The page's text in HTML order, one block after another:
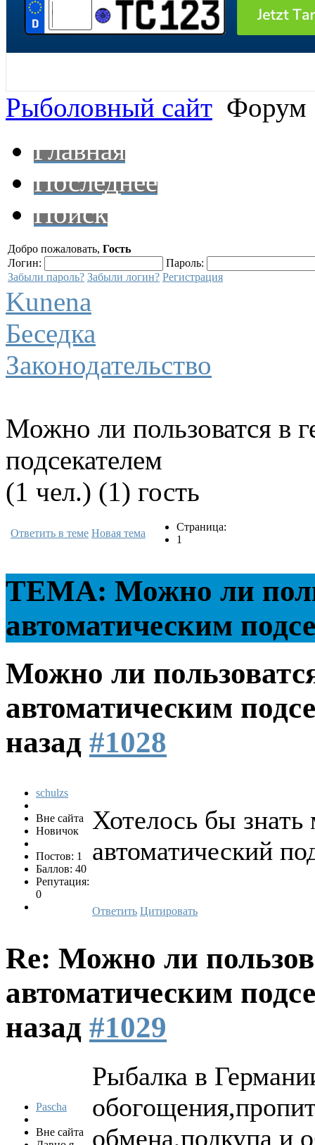
Рыболовный сайт Форум
Главная
Последнее
Поиск
Добро пожаловать, Гость
Логин:
Пароль:
Забыли пароль? Забыли логин? Регистрация
Kunena
Беседка
Законодательство
Можно ли пользоватся в
подсекателем
(1 чел.) (1) гость
Ответить в теме Новая тема
Страница:
1
ТЕМА: Можно ли
автоматическим
Можно ли
автоматическим
назад #1028
schulzs
Вне сайта
Новичок
Постов: 1
Баллов: 40
Репутация:
0
Хотелось бы знать
автоматический
Ответить Цитировать
Re: Можно ли
автоматическим
назад #1029
Pascha
Вне сайта
Рыбалка в
обмена,подкупа и